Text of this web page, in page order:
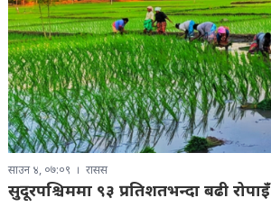
साउन ४, ०७:०९ रासस
सुदूरपश्चिममा ९३ प्रतिशतभन्दा बढी रोपाइँ